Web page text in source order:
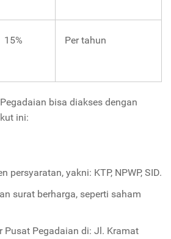
15% Per tahun
bisa diakses dengan
ini:
persyaratan, yakni: KTP, NPWP, SID.
surat berharga, seperti saham
Pusat Pegadaian di: Jl. Kramat